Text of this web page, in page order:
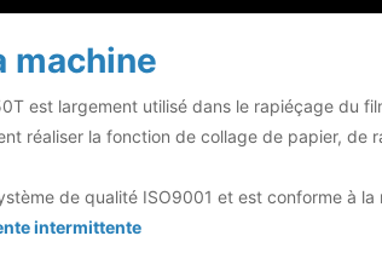
machine
est largement utilisé dans le rapiéçage du
réaliser la fonction de collage de papier,
de qualité ISO9001 et est conforme à la
intermittente